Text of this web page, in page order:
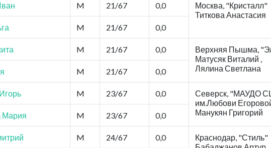
M 21/67 0,0
Москва, "Кристалл"
Титкова Анастасия
M 21/67 0,0
M 21/67 0,0
Верхняя Пышма,
Матусяк Виталий ,
Лялина Светлана
M 21/67 0,0
M 23/67 0,0
Северск, "МАУДО
им.Любови
Манукян Григорий
Мария M 23/67 0,0
M 24/67 0,0
Краснодар, "Стиль"